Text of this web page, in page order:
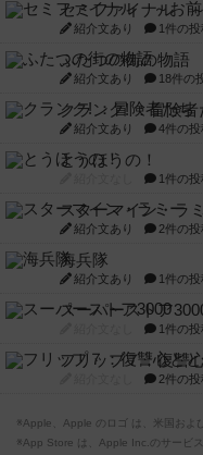
セミファイナル
紹介文あり 1件の投
ふたつの街の物語
紹介文あり 18件の
クランク! ：冒険者
紹介文あり 4件の投
とうほうの！
1件の投
スターマイン・ラ
紹介文あり 2件の投
海兵隊
紹介文あり 1件の投
スーパーストア
1件の投
フリップ７：復讐
2件の投
※Apple、Apple のロゴ は、米国およ
※App Store は、Apple Inc.のサービス